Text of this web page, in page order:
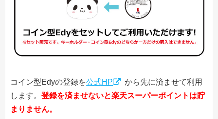
コイン型Edyの登録を公式HP
から先に済ませて利用
します。登録を済ませないと楽天スーパーポイントは貯
まりません。